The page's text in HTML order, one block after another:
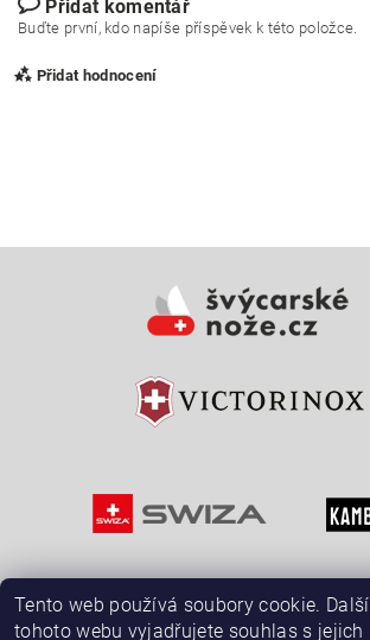
Přidat komentář
Buďte první, kdo napíše příspěvek k této položce.
Přidat hodnocení
Tento web používá soubory cookie.
tohoto webu vyjadřujete souhlas s jejich